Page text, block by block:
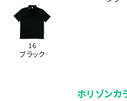
16
ブラック
ホリゾンカ